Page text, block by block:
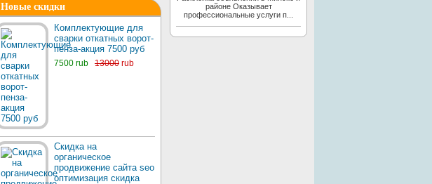
Новые скидки
Комплектующие для
сварки откатных ворот-
пенза-акция 7500 руб
7500 rub 13000 rub
Скидка на
органическое
продвижение сайта seo
оптимизация скидка
районе Оказывает
профессиональные услуги п...